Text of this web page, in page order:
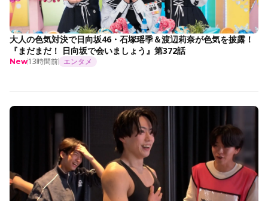
大人の色気対決で日向坂46・石塚瑶季＆渡辺莉奈が色気を披露！
『まだまだ！ 日向坂で会いましょう』第372話
New13時間前 エンタメ